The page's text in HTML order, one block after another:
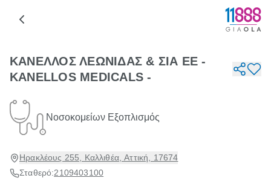
ΚΑΝΕΛΛΟΣ ΛΕΩΝΙΔΑΣ & ΣΙΑ ΕΕ -
KANELLOS MEDICALS -
Νοσοκομείων Εξοπλισμός
Ηρακλέους 255, Καλλιθέα, Αττική, 17674
Σταθερό:2109403100